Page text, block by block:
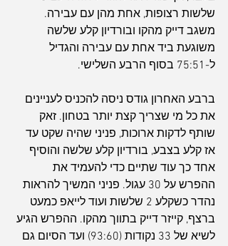
שלשות רצופות, אחת מהן עם עבירה.
משגב דייק מהקו ובורדיון קלע שלשה
משוגעת ביד אחת עם עבירה והגדיל
ל-75:51 בסוף הרבע השלישי.
ברבע האחרון גודס ניסה להכניס לעניינים
את כל מי שצריך קצת יותר בטחון. זאק
שותף לדקות ארוכות, פניני שהיה שקט עד
אז קלע בצבע, בורדיון קלע שלשה והוסיף
אחד כך עוד שתיים כדי להעמיד את
ההפרש על 30 עגול. פניני המשיך להראות
נהדר כשקלע 2 שלשות ועוד לייאפ כמעט
ברצף, קייזר דייק בתווך מהקו. ההפרש הגיע
לשיא של 33 נקודות (93:60) ועד הסיום גם